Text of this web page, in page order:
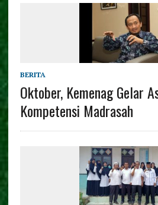
BERITA
Oktober, Kemenag Gelar
Kompetensi Madrasah